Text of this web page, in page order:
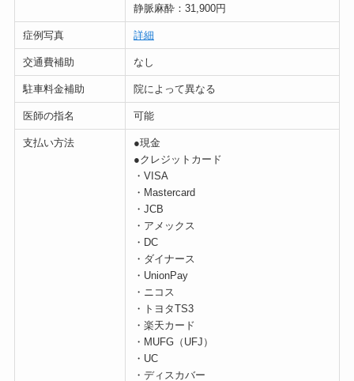
静脈麻酔：31,900円
症例写真 詳細
交通費補助 なし
駐車料金補助 院によって異なる
医師の指名 可能
支払い方法
●現金
●クレジットカード
・VISA
・Mastercard
・JCB
・アメックス
・DC
・ダイナース
・UnionPay
・ニコス
・トヨタTS3
・楽天カード
・MUFG（UFJ）
・UC
・ディスカバー